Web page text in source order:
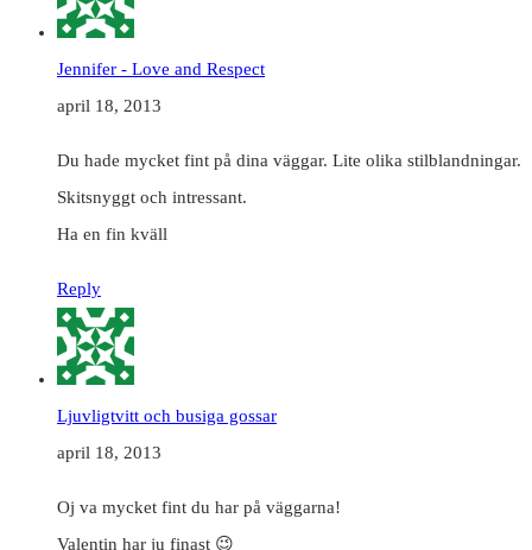
Jennifer - Love and Respect
april 18, 2013
Du hade mycket fint på dina väggar. Lite olika stilblandningar.
Skitsnyggt och intressant.
Ha en fin kväll
Reply
Ljuvligtvitt och busiga gossar
april 18, 2013
Oj va mycket fint du har på väggarna!
Valentin har ju finast 😉